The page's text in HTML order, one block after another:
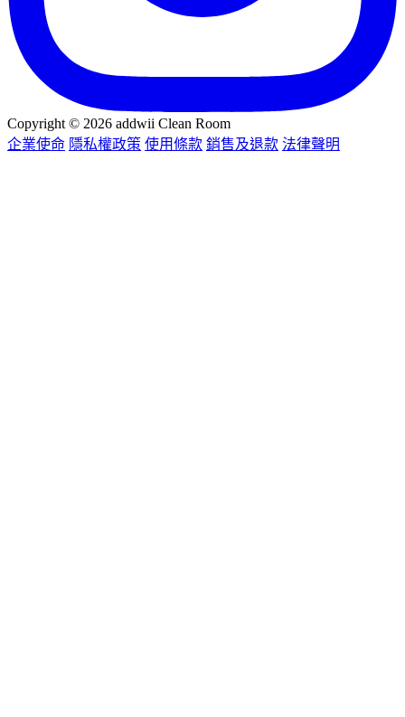
Copyright © 2026 addwii Clean Room
企業使命 隱私權政策 使用條款 銷售及退款 法律聲明